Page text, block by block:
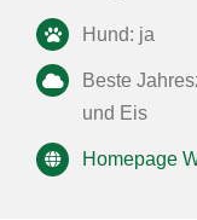
Hund: ja
Beste
und Eis
Homepage